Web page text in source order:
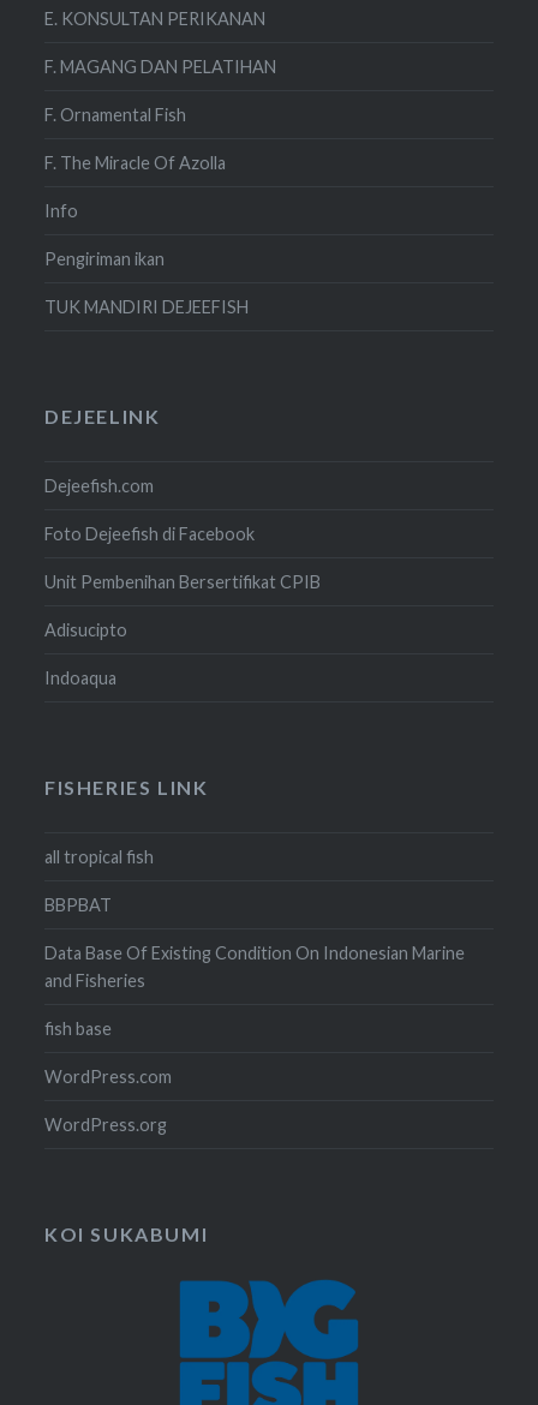
E. KONSULTAN PERIKANAN
F. MAGANG DAN PELATIHAN
F. Ornamental Fish
F. The Miracle Of Azolla
Info
Pengiriman ikan
TUK MANDIRI DEJEEFISH
DEJEELINK
Dejeefish.com
Foto Dejeefish di Facebook
Unit Pembenihan Bersertifikat CPIB
Adisucipto
Indoaqua
FISHERIES LINK
all tropical fish
BBPBAT
Data Base Of Existing Condition On Indonesian Marine
and Fisheries
fish base
WordPress.com
WordPress.org
KOI SUKABUMI